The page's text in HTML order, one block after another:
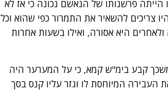
פרשנותו של הנאשם נכונה כי אז לא
צריכים להשאיר את התמרור כפי שהוא וכל
היא אסורה, ואילו בשעות אחרות
קבע בימ"ש קמא, כי על המערער היה
העבירה המיוחסת לו וגזר עליו קנס בסך